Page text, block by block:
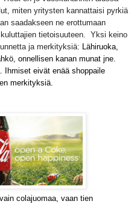
miten yritysten kannattaisi pyrkiä
saadakseen ne erottumaan
tietoisuuteen. Yksi keino
ja merkityksiä: Lähiruoka,
onnellisen kanan munat jne.
Ihmiset eivät enää shoppaile
merkityksiä.
colajuomaa, vaan tien